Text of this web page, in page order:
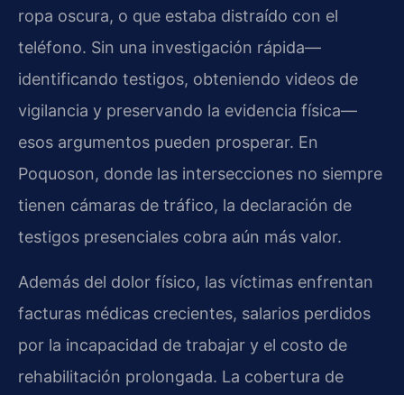
ropa oscura, o que estaba distraído con el
teléfono. Sin una investigación rápida—
identificando testigos, obteniendo videos de
vigilancia y preservando la evidencia física—
esos argumentos pueden prosperar. En
Poquoson, donde las intersecciones no siempre
tienen cámaras de tráfico, la declaración de
testigos presenciales cobra aún más valor.
Además del dolor físico, las víctimas enfrentan
facturas médicas crecientes, salarios perdidos
por la incapacidad de trabajar y el costo de
rehabilitación prolongada. La cobertura de